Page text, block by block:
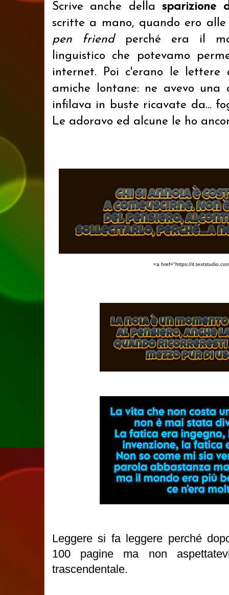
Scrive anche dellasparizione
scritte a mano, quando ero
pen friendperché era il
linguistico che potevamo
internet. Poi c'erano le
amiche lontane: ne avevo
infilava in buste ricavate da...
Le adoravo ed alcune le ho
<a href="https://
Leggere si fa leggere perché
100 pagine ma non
trascendentale.